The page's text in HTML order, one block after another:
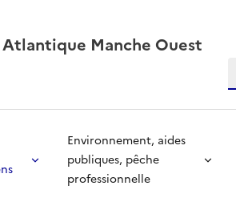
Manche Ouest
Environnement, aides
publiques, pêche
professionnelle